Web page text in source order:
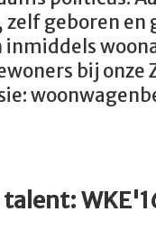
geboren en
bij onze